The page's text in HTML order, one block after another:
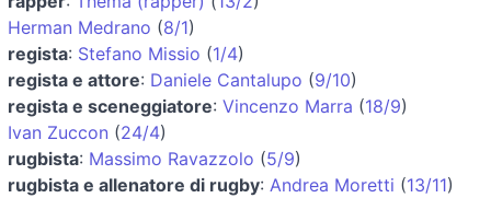
Herman Medrano (8/1)
regista: Stefano Missio (1/4)
regista e attore: Daniele Cantalupo (9/10)
regista e sceneggiatore: Vincenzo Marra (18/9)
Ivan Zuccon (24/4)
rugbista: Massimo Ravazzolo (5/9)
rugbista e allenatore di rugby: Andrea Moretti (13/11)